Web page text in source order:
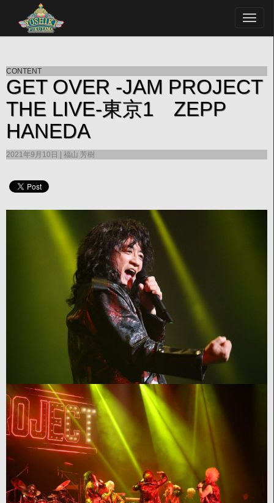
CONTENT
GET OVER -JAM PROJECT
THE LIVE-東京1 ZEPP
HANEDA
2021年9月10日 福山 芳樹